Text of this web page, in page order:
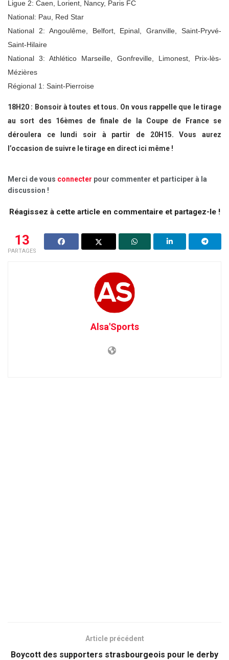
Ligue 2: Caen, Lorient, Nancy, Paris FC
National: Pau, Red Star
National 2: Angoulême, Belfort, Epinal, Granville, Saint-Pryvé-
Saint-Hilaire
National 3: Athlético Marseille, Gonfreville, Limonest, Prix-lès-
Mézières
Régional 1: Saint-Pierroise
18H20 : Bonsoir à toutes et tous. On vous rappelle que le tirage
au sort des 16èmes de finale de la Coupe de France se
déroulera ce lundi soir à partir de 20H15. Vous aurez
l’occasion de suivre le tirage en direct ici même !
Merci de vous connecter pour commenter et participer à la
discussion !
Réagissez à cette article en commentaire et partagez-le !
13
PARTAGES
Alsa'Sports
Article précédent
Boycott des supporters strasbourgeois pour le derby